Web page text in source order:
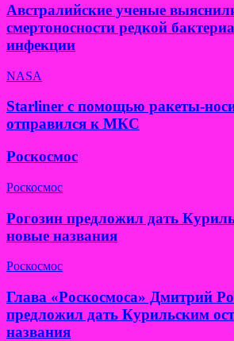
Австралийские ученые
смертоносности редкой
инфекции
NASA
Starliner с помощью ракеты-
отправился к МКС
Роскосмос
Роскосмос
Рогозин предложил дать
новые названия
Роскосмос
Глава «Роскосмоса» Дмитрий
предложил дать Курильским
названия